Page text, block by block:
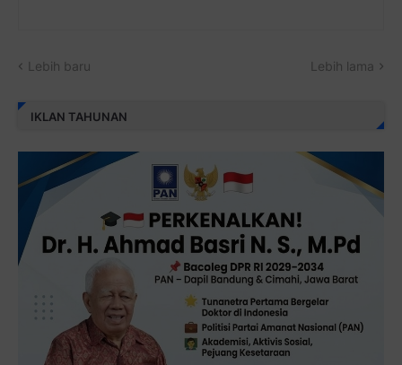
Lebih baru Lebih lama
IKLAN TAHUNAN